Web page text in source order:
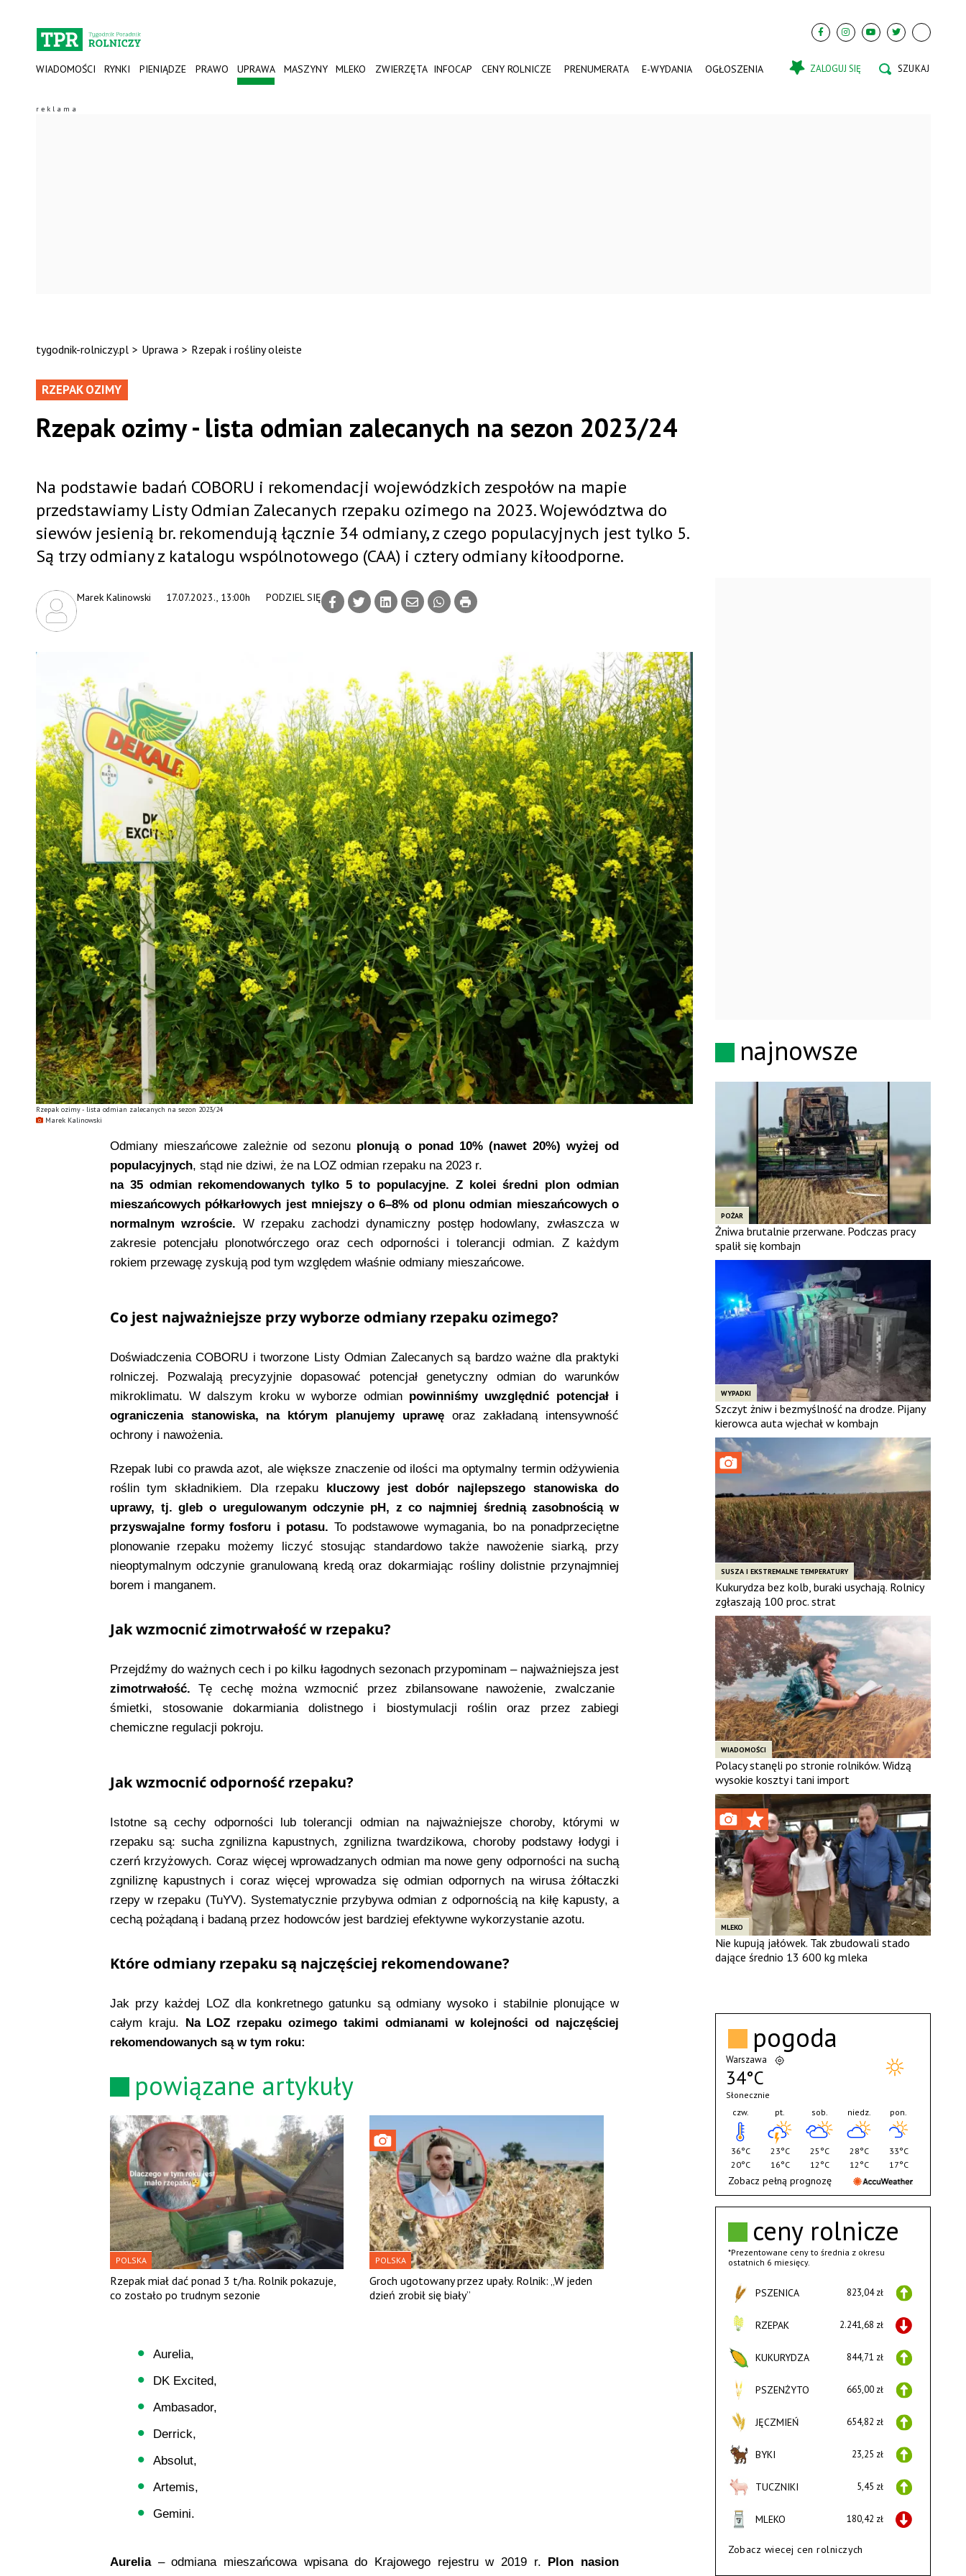
WIADOMOŚCI RYNKI PIENIĄDZE PRAWO UPRAWA MASZYNY MLEKO ZWIERZĘTA INFOCAP CENY ROLNICZE PRENUMERATA E-WYDANIA OGŁOSZENIA ZALOGUJ SIĘ
tygodnik-rolniczy.pl > Uprawa > Rzepak i rośliny oleiste
Rzepak ozimy - lista odmian zalecanych na sezon 2023/24
Marek Kalinowski
RZEPAK OZIMY
Rzepak ozimy - lista odmian zalecanych na sezon 2023/24
17.07.2023., 13:00h
Marek Kalinowski PODZIEL SIĘ
Na podstawie badań COBORU i rekomendacji wojewódzkich zespołów na mapie
przedstawiamy Listy Odmian Zalecanych rzepaku ozimego na 2023. Województwa do
siewów jesienią br. rekomendują łącznie 34 odmiany, z czego populacyjnych jest tylko 5.
Są trzy odmiany z katalogu wspólnotowego (CAA) i cztery odmiany kiłoodporne.
Odmiany mieszańcowe zależnie od sezonu plonują o ponad 10% (nawet 20%) wyżej od
populacyjnych, stąd nie dziwi, że na LOZ odmian rzepaku na 2023 r.
na 35 odmian rekomendowanych tylko 5 to populacyjne. Z kolei średni plon odmian
mieszańcowych półkarłowych jest mniejszy o 6–8% od plonu odmian mieszańcowych o
normalnym wzroście. W rzepaku zachodzi dynamiczny postęp hodowlany, zwłaszcza w
zakresie potencjału plonotwórczego oraz cech odporności i tolerancji odmian. Z każdym
rokiem przewagę zyskują pod tym względem właśnie odmiany mieszańcowe.
Co jest najważniejsze przy wyborze odmiany rzepaku ozimego?
Doświadczenia COBORU i tworzone Listy Odmian Zalecanych są bardzo ważne dla praktyki
rolniczej. Pozwalają precyzyjnie dopasować potencjał genetyczny odmian do warunków
mikroklimatu. W dalszym kroku w wyborze odmian powinniśmy uwzględnić potencjał i
ograniczenia stanowiska, na którym planujemy uprawęoraz zakładaną intensywność
ochrony i nawożenia.
Rzepak lubi co prawda azot, ale większe znaczenie od ilości ma optymalny termin odżywienia
roślin tym składnikiem. Dla rzepaku kluczowy jest dobór najlepszego stanowiska do
uprawy, tj. gleb o uregulowanym odczynie pH, z co najmniej średnią zasobnością w
przyswajalne formy fosforu i potasu. To podstawowe wymagania, bo na ponadprzeciętne
plonowanie rzepaku możemy liczyć stosując standardowo także nawożenie siarką, przy
nieoptymalnym odczynie granulowaną kredą oraz dokarmiając rośliny dolistnie przynajmniej
borem i manganem.
Jak wzmocnić zimotrwałość w rzepaku?
Przejdźmy do ważnych cech i po kilku łagodnych sezonach przypominam – najważniejsza jest
zimotrwałość.Tę cechę można wzmocnić przez zbilansowane nawożenie, zwalczanie
śmietki, stosowanie dokarmiania dolistnego i biostymulacji roślin oraz przez zabiegi
chemiczne regulacji pokroju.
Jak wzmocnić odporność rzepaku?
Istotne są cechy odporności lub tolerancji odmian na najważniejsze choroby, którymi w
rzepaku są: sucha zgnilizna kapustnych, zgnilizna twardzikowa, choroby podstawy łodygi i
czerń krzyżowych. Coraz więcej wprowadzanych odmian ma nowe geny odporności na suchą
zgniliznę kapustnych i coraz więcej wprowadza się odmian odpornych na wirusa żółtaczki
rzepy w rzepaku (TuYV). Systematycznie przybywa odmian z odpornością na kiłę kapusty, a
cechą pożądaną i badaną przez hodowców jest bardziej efektywne wykorzystanie azotu.
Które odmiany rzepaku są najczęściej rekomendowane?
Jak przy każdej LOZ dla konkretnego gatunku są odmiany wysoko i stabilnie plonujące w
całym kraju. Na LOZ rzepaku ozimego takimi odmianami w kolejności od najczęściej
rekomendowanych są w tym roku:
powiązane artykuły
POLSKA
Rzepak miał dać ponad 3 t/ha. Rolnik pokazuje,
co zostało po trudnym sezonie
POLSKA
Groch ugotowany przez upały. Rolnik: „W jeden
dzień zrobił się biały”
Aurelia,
DK Excited,
Ambasador,
Derrick,
Absolut,
Artemis,
Gemini.
Aurelia– odmiana mieszańcowa wpisana do Krajowego rejestru w 2019 r.
Plon nasion
najnowsze
POŻAR
Żniwa brutalnie przerwane. Podczas pracy
spalił się kombajn
WYPADKI
Szczyt żniw i bezmyślność na drodze. Pijany
kierowca auta wjechał w kombajn
SUSZA I EKSTREMALNE TEMPERATURY
Kukurydza bez kolb, buraki usychają. Rolnicy
zgłaszają 100 proc. strat
WIADOMOŚCI
Polacy stanęli po stronie rolników. Widzą
wysokie koszty i tani import
MLEKO
Nie kupują jałówek. Tak zbudowali stado
dające średnio 13 600 kg mleka
ceny rolnicze
*Prezentowane ceny to średnia z okresu
ostatnich 6 miesięcy.
PSZENICA 823,04 zł
RZEPAK 2.241,68 zł
KUKURYDZA 844,71 zł
PSZENŻYTO 665,00 zł
JĘCZMIEŃ 654,82 zł
BYKI 23,25 zł
TUCZNIKI 5,45 zł
MLEKO 180,42 zł
Zobacz wiecej cen rolniczych
pogoda
Warszawa
34°C
Słonecznie
czw.
36°C
20°C
pt.
23°C
16°C
sob.
25°C
12°C
niedz.
28°C
12°C
pon.
33°C
17°C
Zobacz pełną prognozę